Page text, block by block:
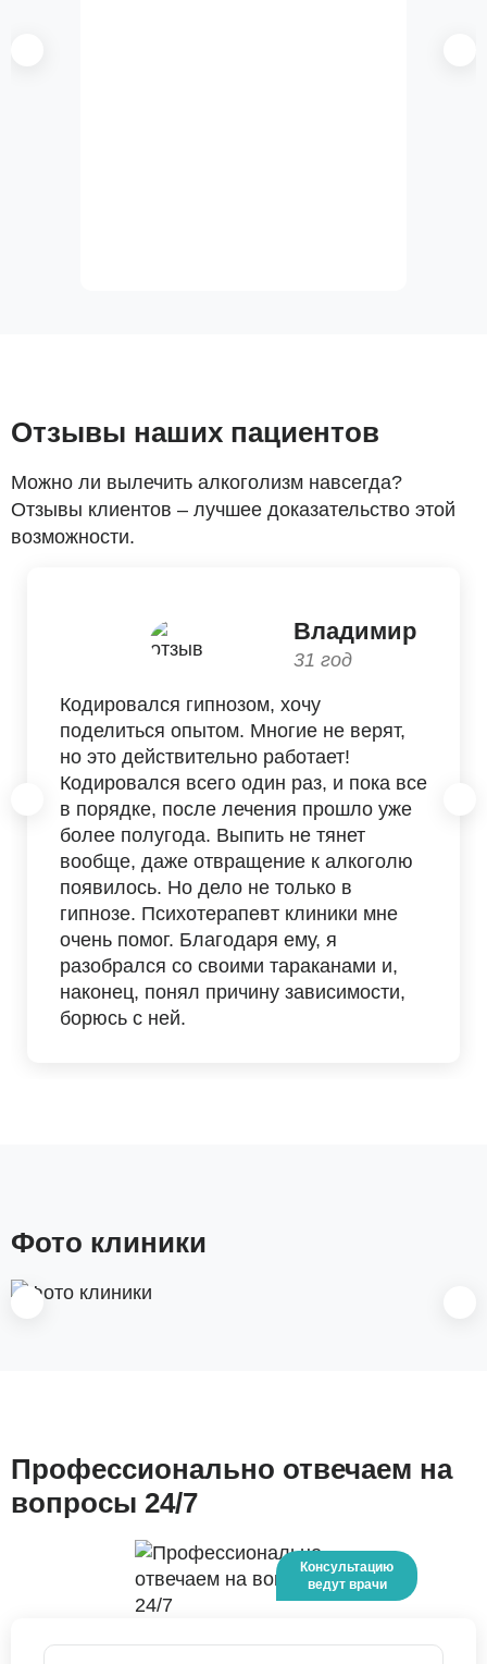
Отзывы наших пациентов
Можно ли вылечить алкоголизм навсегда?
Отзывы клиентов – лучшее доказательство этой
возможности.
Владимир
31 год
Кодировался гипнозом, хочу
поделиться опытом. Многие не верят,
но это действительно работает!
Кодировался всего один раз, и пока все
в порядке, после лечения прошло уже
более полугода. Выпить не тянет
вообще, даже отвращение к алкоголю
появилось. Но дело не только в
гипнозе. Психотерапевт клиники мне
очень помог. Благодаря ему, я
разобрался со своими тараканами и,
наконец, понял причину зависимости,
борюсь с ней.
Фото клиники
Профессионально отвечаем на
вопросы 24/7